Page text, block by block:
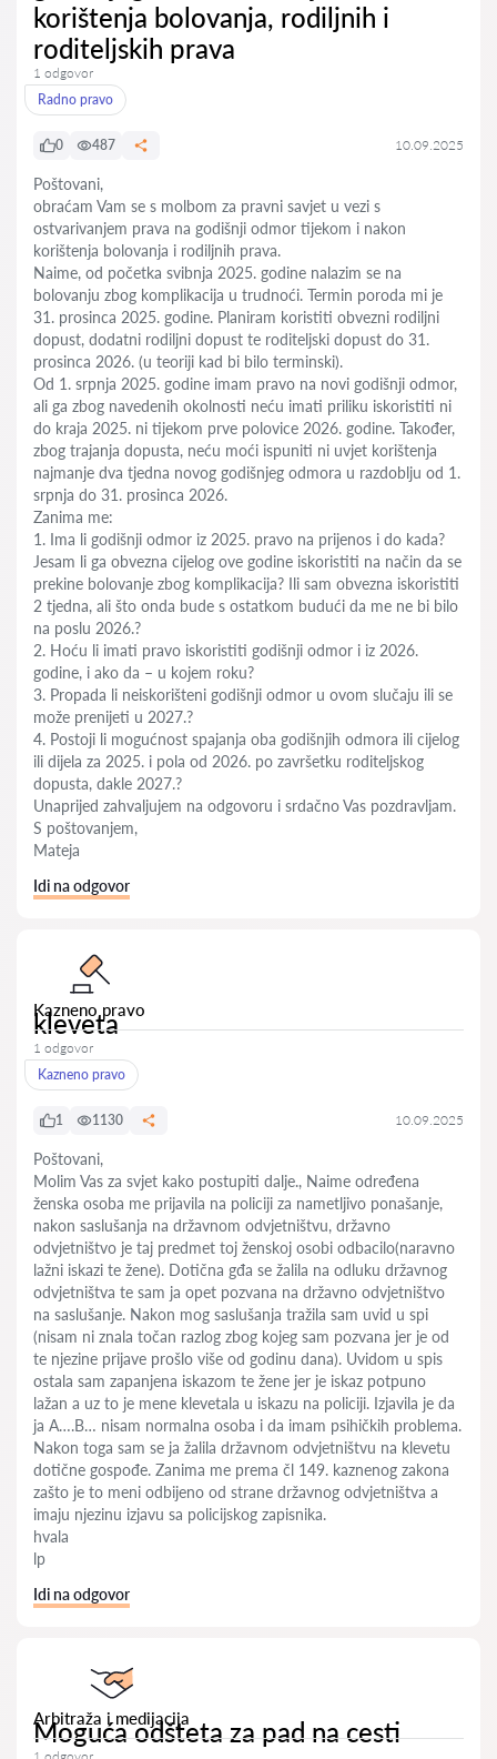
korištenja bolovanja, rodiljnih i
roditeljskih prava
1 odgovor
Radno pravo
0 487 10.09.2025
Poštovani,
obraćam Vam se s molbom za pravni savjet u vezi s
ostvarivanjem prava na godišnji odmor tijekom i nakon
korištenja bolovanja i rodiljnih prava.
Naime, od početka svibnja 2025. godine nalazim se na
bolovanju zbog komplikacija u trudnoći. Termin poroda mi je
31. prosinca 2025. godine. Planiram koristiti obvezni rodiljni
dopust, dodatni rodiljni dopust te roditeljski dopust do 31.
prosinca 2026. (u teoriji kad bi bilo terminski).
Od 1. srpnja 2025. godine imam pravo na novi godišnji odmor,
ali ga zbog navedenih okolnosti neću imati priliku iskoristiti ni
do kraja 2025. ni tijekom prve polovice 2026. godine. Također,
zbog trajanja dopusta, neću moći ispuniti ni uvjet korištenja
najmanje dva tjedna novog godišnjeg odmora u razdoblju od 1.
srpnja do 31. prosinca 2026.
Zanima me:
1. Ima li godišnji odmor iz 2025. pravo na prijenos i do kada?
Jesam li ga obvezna cijelog ove godine iskoristiti na način da se
prekine bolovanje zbog komplikacija? Ili sam obvezna iskoristiti
2 tjedna, ali što onda bude s ostatkom budući da me ne bi bilo
na poslu 2026.?
2. Hoću li imati pravo iskoristiti godišnji odmor i iz 2026.
godine, i ako da – u kojem roku?
3. Propada li neiskorišteni godišnji odmor u ovom slučaju ili se
može prenijeti u 2027.?
4. Postoji li mogućnost spajanja oba godišnjih odmora ili cijelog
ili dijela za 2025. i pola od 2026. po završetku roditeljskog
dopusta, dakle 2027.?
Unaprijed zahvaljujem na odgovoru i srdačno Vas pozdravljam.
S poštovanjem,
Mateja
Idi na odgovor
Kazneno pravo
kleveta
1 odgovor
Kazneno pravo
1 1130 10.09.2025
Poštovani,
Molim Vas za svjet kako postupiti dalje., Naime određena
ženska osoba me prijavila na policiji za nametljivo ponašanje,
nakon saslušanja na državnom odvjetništvu, državno
odvjetništvo je taj predmet toj ženskoj osobi odbacilo(naravno
lažni iskazi te žene). Dotična gđa se žalila na odluku državnog
odvjetništva te sam ja opet pozvana na državno odvjetništvo
na saslušanje. Nakon mog saslušanja tražila sam uvid u spi
(nisam ni znala točan razlog zbog kojeg sam pozvana jer je od
te njezine prijave prošlo više od godinu dana). Uvidom u spis
ostala sam zapanjena iskazom te žene jer je iskaz potpuno
lažan a uz to je mene klevetala u iskazu na policiji. Izjavila je da
ja A….B… nisam normalna osoba i da imam psihičkih problema.
Nakon toga sam se ja žalila državnom odvjetništvu na klevetu
dotične gospođe. Zanima me prema čl 149. kaznenog zakona
zašto je to meni odbijeno od strane državnog odvjetništva a
imaju njezinu izjavu sa policijskog zapisnika.
hvala
lp
Idi na odgovor
Arbitraža i medijacija
Moguća odšteta za pad na cesti